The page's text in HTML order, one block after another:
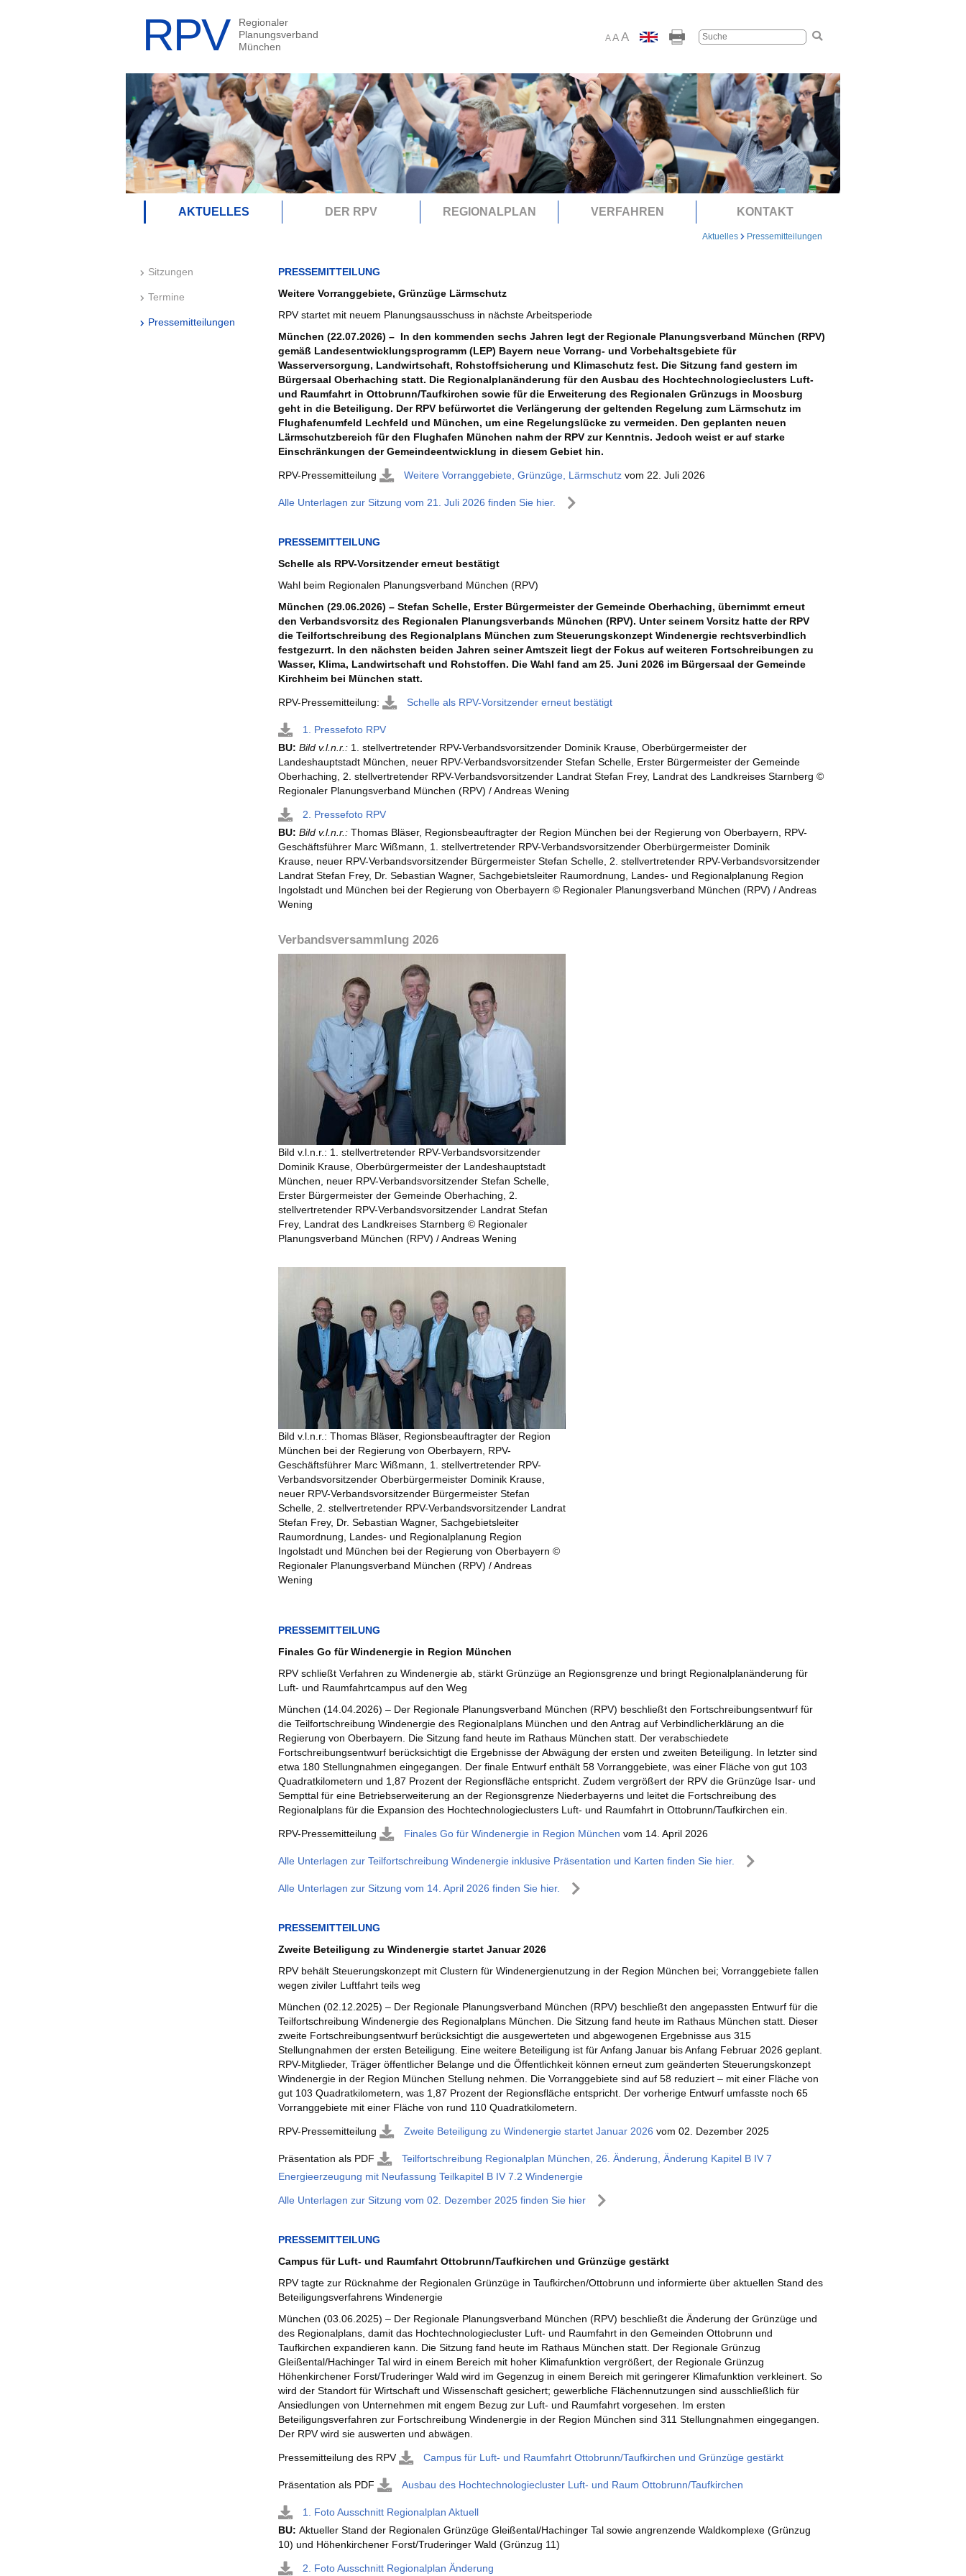
A AA
AKTUELLES DER RPV REGIONALPLAN VERFAHREN KONTAKT
Aktuelles Pressemitteilungen
Sitzungen
Termine
Pressemitteilungen
PRESSEMITTEILUNG
Weitere Vorranggebiete, Grünzüge Lärmschutz
RPV startet mit neuem Planungsausschuss in nächste Arbeitsperiode
München (22.07.2026) – In den kommenden sechs Jahren legt der Regionale Planungsverband München (RPV)
gemäß Landesentwicklungsprogramm (LEP) Bayern neue Vorrang- und Vorbehaltsgebiete für
Wasserversorgung, Landwirtschaft, Rohstoffsicherung und Klimaschutz fest. Die Sitzung fand gestern im
Bürgersaal Oberhaching statt. Die Regionalplanänderung für den Ausbau des Hochtechnologieclusters Luft-
und Raumfahrt in Ottobrunn/Taufkirchen sowie für die Erweiterung des Regionalen Grünzugs in Moosburg
geht in die Beteiligung. Der RPV befürwortet die Verlängerung der geltenden Regelung zum Lärmschutz im
Flughafenumfeld Lechfeld und München, um eine Regelungslücke zu vermeiden. Den geplanten neuen
Lärmschutzbereich für den Flughafen München nahm der RPV zur Kenntnis. Jedoch weist er auf starke
Einschränkungen der Gemeindeentwicklung in diesem Gebiet hin.
RPV-Pressemitteilung Weitere Vorranggebiete, Grünzüge, Lärmschutzvom 22. Juli 2026
Alle Unterlagen zur Sitzung vom 21. Juli 2026 finden Sie hier.
PRESSEMITTEILUNG
Schelle als RPV-Vorsitzender erneut bestätigt
Wahl beim Regionalen Planungsverband München (RPV)
München (29.06.2026) – Stefan Schelle, Erster Bürgermeister der Gemeinde Oberhaching, übernimmt erneut
den Verbandsvorsitz des Regionalen Planungsverbands München (RPV). Unter seinem Vorsitz hatte der RPV
die Teilfortschreibung des Regionalplans München zum Steuerungskonzept Windenergie rechtsverbindlich
festgezurrt. In den nächsten beiden Jahren seiner Amtszeit liegt der Fokus auf weiteren Fortschreibungen zu
Wasser, Klima, Landwirtschaft und Rohstoffen. Die Wahl fand am 25. Juni 2026 im Bürgersaal der Gemeinde
Kirchheim bei München statt.
RPV-Pressemitteilung: Schelle als RPV-Vorsitzender erneut bestätigt
1. Pressefoto RPV
BU: Bild v.l.n.r.: 1. stellvertretender RPV-Verbandsvorsitzender Dominik Krause, Oberbürgermeister der
Landeshauptstadt München, neuer RPV-Verbandsvorsitzender Stefan Schelle, Erster Bürgermeister der Gemeinde
Oberhaching, 2. stellvertretender RPV-Verbandsvorsitzender Landrat Stefan Frey, Landrat des Landkreises Starnberg ©
Regionaler Planungsverband München (RPV) / Andreas Wening
2. Pressefoto RPV
BU: Bild v.l.n.r.: Thomas Bläser, Regionsbeauftragter der Region München bei der Regierung von Oberbayern, RPV-
Geschäftsführer Marc Wißmann, 1. stellvertretender RPV-Verbandsvorsitzender Oberbürgermeister Dominik
Krause, neuer RPV-Verbandsvorsitzender Bürgermeister Stefan Schelle, 2. stellvertretender RPV-Verbandsvorsitzender
Landrat Stefan Frey, Dr. Sebastian Wagner, Sachgebietsleiter Raumordnung, Landes- und Regionalplanung Region
Ingolstadt und München bei der Regierung von Oberbayern © Regionaler Planungsverband München (RPV) / Andreas
Wening
Verbandsversammlung 2026
Bild v.l.n.r.: 1. stellvertretender RPV-Verbandsvorsitzender
Dominik Krause, Oberbürgermeister der Landeshauptstadt
München, neuer RPV-Verbandsvorsitzender Stefan Schelle,
Erster Bürgermeister der Gemeinde Oberhaching, 2.
stellvertretender RPV-Verbandsvorsitzender Landrat Stefan
Frey, Landrat des Landkreises Starnberg © Regionaler
Planungsverband München (RPV) / Andreas Wening
Bild v.l.n.r.: Thomas Bläser, Regionsbeauftragter der Region
München bei der Regierung von Oberbayern, RPV-
Geschäftsführer Marc Wißmann, 1. stellvertretender RPV-
Verbandsvorsitzender Oberbürgermeister Dominik Krause,
neuer RPV-Verbandsvorsitzender Bürgermeister Stefan
Schelle, 2. stellvertretender RPV-Verbandsvorsitzender Landrat
Stefan Frey, Dr. Sebastian Wagner, Sachgebietsleiter
Raumordnung, Landes- und Regionalplanung Region
Ingolstadt und München bei der Regierung von Oberbayern ©
Regionaler Planungsverband München (RPV) / Andreas
Wening
PRESSEMITTEILUNG
Finales Go für Windenergie in Region München
RPV schließt Verfahren zu Windenergie ab, stärkt Grünzüge an Regionsgrenze und bringt Regionalplanänderung für
Luft- und Raumfahrtcampus auf den Weg
München (14.04.2026) – Der Regionale Planungsverband München (RPV) beschließt den Fortschreibungsentwurf für
die Teilfortschreibung Windenergie des Regionalplans München und den Antrag auf Verbindlicherklärung an die
Regierung von Oberbayern. Die Sitzung fand heute im Rathaus München statt. Der verabschiedete
Fortschreibungsentwurf berücksichtigt die Ergebnisse der Abwägung der ersten und zweiten Beteiligung. In letzter sind
etwa 180 Stellungnahmen eingegangen. Der finale Entwurf enthält 58 Vorranggebiete, was einer Fläche von gut 103
Quadratkilometern und 1,87 Prozent der Regionsfläche entspricht. Zudem vergrößert der RPV die Grünzüge Isar- und
Sempttal für eine Betriebserweiterung an der Regionsgrenze Niederbayerns und leitet die Fortschreibung des
Regionalplans für die Expansion des Hochtechnologieclusters Luft- und Raumfahrt in Ottobrunn/Taufkirchen ein.
RPV-Pressemitteilung Finales Go für Windenergie in Region München vom 14. April 2026
Alle Unterlagen zur Teilfortschreibung Windenergie inklusive Präsentation und Karten finden Sie hier.
Alle Unterlagen zur Sitzung vom 14. April 2026 finden Sie hier.
PRESSEMITTEILUNG
Zweite Beteiligung zu Windenergie startet Januar 2026
RPV behält Steuerungskonzept mit Clustern für Windenergienutzung in der Region München bei; Vorranggebiete fallen
wegen ziviler Luftfahrt teils weg
München (02.12.2025) – Der Regionale Planungsverband München (RPV) beschließt den angepassten Entwurf für die
Teilfortschreibung Windenergie des Regionalplans München. Die Sitzung fand heute im Rathaus München statt. Dieser
zweite Fortschreibungsentwurf berücksichtigt die ausgewerteten und abgewogenen Ergebnisse aus 315
Stellungnahmen der ersten Beteiligung. Eine weitere Beteiligung ist für Anfang Januar bis Anfang Februar 2026 geplant.
RPV-Mitglieder, Träger öffentlicher Belange und die Öffentlichkeit können erneut zum geänderten Steuerungskonzept
Windenergie in der Region München Stellung nehmen. Die Vorranggebiete sind auf 58 reduziert – mit einer Fläche von
gut 103 Quadratkilometern, was 1,87 Prozent der Regionsfläche entspricht. Der vorherige Entwurf umfasste noch 65
Vorranggebiete mit einer Fläche von rund 110 Quadratkilometern.
RPV-Pressemitteilung Zweite Beteiligung zu Windenergie startet Januar 2026 vom 02. Dezember 2025
Präsentation als PDF
Teilfortschreibung Regionalplan München, 26. Änderung, Änderung Kapitel B IV 7
Energieerzeugung mit Neufassung Teilkapitel B IV 7.2 Windenergie
Alle Unterlagen zur Sitzung vom 02. Dezember 2025 finden Sie hier
PRESSEMITTEILUNG
Campus für Luft- und Raumfahrt Ottobrunn/Taufkirchen und Grünzüge gestärkt
RPV tagte zur Rücknahme der Regionalen Grünzüge in Taufkirchen/Ottobrunn und informierte über aktuellen Stand des
Beteiligungsverfahrens Windenergie
München (03.06.2025) – Der Regionale Planungsverband München (RPV) beschließt die Änderung der Grünzüge und
des Regionalplans, damit das Hochtechnologiecluster Luft- und Raumfahrt in den Gemeinden Ottobrunn und
Taufkirchen expandieren kann. Die Sitzung fand heute im Rathaus München statt. Der Regionale Grünzug
Gleißental/Hachinger Tal wird in einem Bereich mit hoher Klimafunktion vergrößert, der Regionale Grünzug
Höhenkirchener Forst/Truderinger Wald wird im Gegenzug in einem Bereich mit geringerer Klimafunktion verkleinert. So
wird der Standort für Wirtschaft und Wissenschaft gesichert; gewerbliche Flächennutzungen sind ausschließlich für
Ansiedlungen von Unternehmen mit engem Bezug zur Luft- und Raumfahrt vorgesehen. Im ersten
Beteiligungsverfahren zur Fortschreibung Windenergie in der Region München sind 311 Stellungnahmen eingegangen.
Der RPV wird sie auswerten und abwägen.
Pressemitteilung des RPV Campus für Luft- und Raumfahrt Ottobrunn/Taufkirchen und Grünzüge gestärkt
Präsentation als PDF Ausbau des Hochtechnologiecluster Luft- und Raum Ottobrunn/Taufkirchen
1. Foto Ausschnitt Regionalplan Aktuell
BU: Aktueller Stand der Regionalen Grünzüge Gleißental/Hachinger Tal sowie angrenzende Waldkomplexe (Grünzug
10) und Höhenkirchener Forst/Truderinger Wald (Grünzug 11)
2. Foto Ausschnitt Regionalplan Änderung